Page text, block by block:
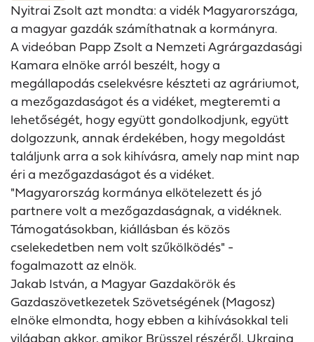
Nyitrai Zsolt azt mondta: a vidék Magyarországa,
a magyar gazdák számíthatnak a kormányra.
A videóban Papp Zsolt a Nemzeti Agrárgazdasági
Kamara elnöke arról beszélt, hogy a
megállapodás cselekvésre készteti az agráriumot,
a mezőgazdaságot és a vidéket, megteremti a
lehetőségét, hogy együtt gondolkodjunk, együtt
dolgozzunk, annak érdekében, hogy megoldást
találjunk arra a sok kihívásra, amely nap mint nap
éri a mezőgazdaságot és a vidéket.
"Magyarország kormánya elkötelezett és jó
partnere volt a mezőgazdaságnak, a vidéknek.
Támogatásokban, kiállásban és közös
cselekedetben nem volt szűkölködés" -
fogalmazott az elnök.
Jakab István, a Magyar Gazdakörök és
Gazdaszövetkezetek Szövetségének (Magosz)
elnöke elmondta, hogy ebben a kihívásokkal teli
világban akkor, amikor Brüsszel részéről, Ukrajna